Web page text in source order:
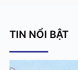
TIN NỔI BẬT